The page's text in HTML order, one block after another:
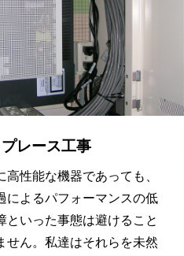
レース工事
高性能な機器であっても、
によるパフォーマンスの低
といった事態は避けること
せん。私達はそれらを未然